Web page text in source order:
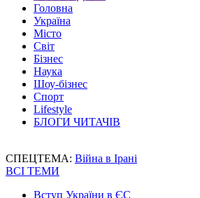
Головна
Україна
Місто
Світ
Бізнес
Наука
Шоу-бізнес
Спорт
Lifestyle
БЛОГИ ЧИТАЧІВ
СПЕЦТЕМА: Війна в Ірані
ВСІ ТЕМИ
Вступ України в ЄС